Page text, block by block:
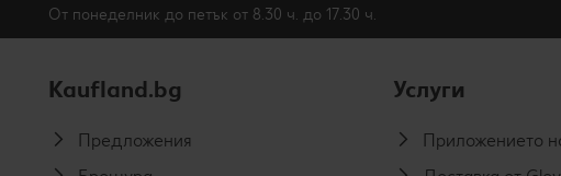
От понеделник до петък от 8.30 ч. до 17.30 ч.
Kaufland.bg
Предложения
Услуги
Приложението